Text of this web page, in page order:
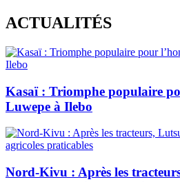
Skip
to
content
ACTUALITÉS
Kasaï : Triomphe populaire
Luwepe à Ilebo
Nord-Kivu : Après les